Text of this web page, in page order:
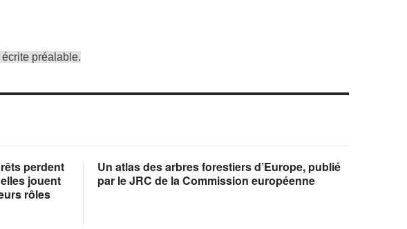
préalable.
perdent
jouent
rôles
Un atlas des arbres forestiers d’Europe, publié
par le JRC de la Commission européenne